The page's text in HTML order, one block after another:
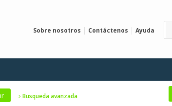
Sobre nosotros Contáctenos Ayuda
Busqueda avanzada